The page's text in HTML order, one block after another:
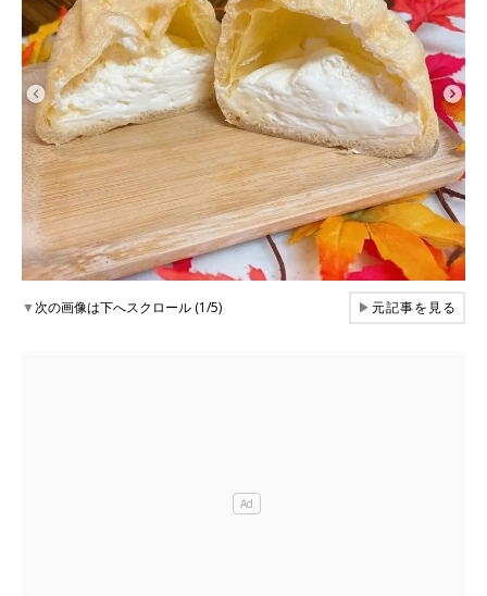
▼次の画像は下へスクロール (1/5) ▶元記事を見る